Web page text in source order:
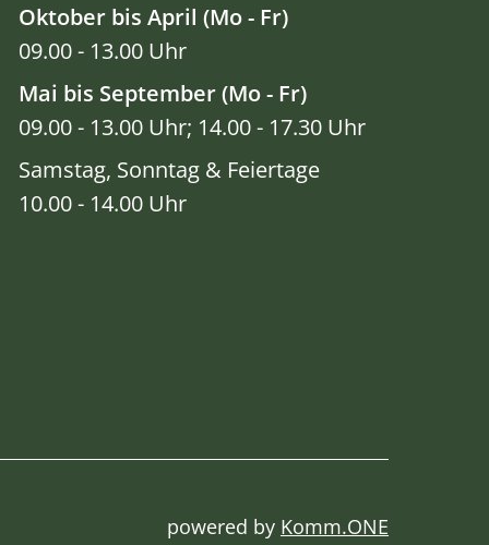
Oktober bis April (Mo - Fr)
09.00 - 13.00 Uhr
Mai bis September (Mo - Fr)
09.00 - 13.00 Uhr; 14.00 - 17.30 Uhr
Samstag, Sonntag & Feiertage
10.00 - 14.00 Uhr
powered by Komm.ONE